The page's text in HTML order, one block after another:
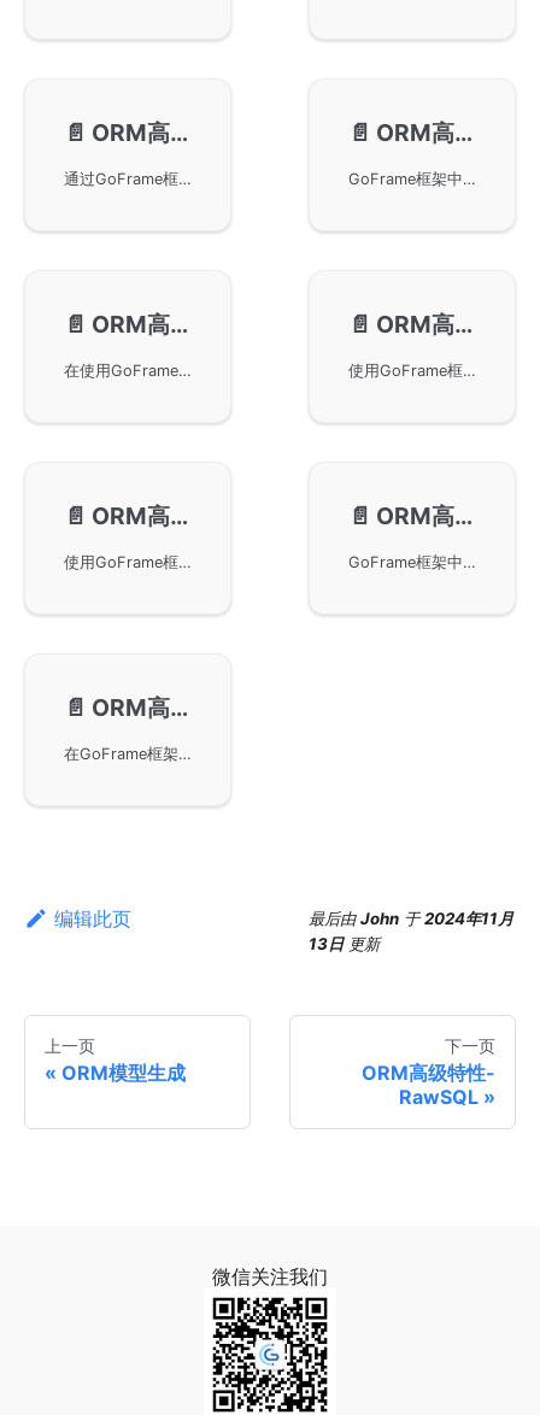
📄️ ORM高级特性-字段映射
通过GoFrame框架的ORM高级特性，可实现自动化字段映射和识别。使用Map或Struct类型参数时，可自动匹配数据表字段名称，大幅减少开发者在数据字段与业务属性间人工匹配的工作量。此外，通过设计接口并在内存中缓存字段信息，提升数据操作效率。本文还展示了如何通过实际示例实现用户和医生信息的高效查询。
📄️ ORM高级特性-空跑特性
GoFrame框架中的ORM空跑特性，该特性通过DryRun配置项启用，可以在不开启实际写入、更新、删除操作的情况下调试SQL语句。本文提供了详细的配置示例以及如何利用命令行参数和环境变量全局修改该特性的使用方法，帮助开发者在开发过程中验证SQL执行的正确性。
📄️ ORM高级特性-类型识别
在使用GoFrame框架进行ORM查询时的高级特性——类型识别。通过GoFrame框架，查询结果中的字段值会自动识别并映射为对应的Go语言变量类型，例如int类型或string类型。这一功能对于将查询结果编码并通过JSON等方式直接返回给客户端非常实用，并有助于提升开发效率。
📄️ ORM高级特性-类型转换
使用GoFrame框架中的gdb模块进行ORM高级特性实现，重点是在数据库记录结果的数据类型转换功能。gdb模块灵活支持多种数据类型的转换，并通过示例展示了如何在Go代码中实现对数据库表中商品信息的获取和处理。
📄️ ORM高级特性-连接池状态
使用GoFrame框架的DB.Stats方法获取ORM对象的连接池状态。通过示例代码，开发者可以了解如何配置数据库连接，并通过GoFrame获取连接池的详细状态信息。同时，介绍了连接池状态输出的具体字段及其意义。
📄️ ORM高级特性-内嵌结构支持
GoFrame框架中ORM组件对内嵌结构的高级特性支持，包括结构体的参数传递和结果处理。通过示例讲解了如何在实践中应用这些功能，支持多层级的struct嵌套，提高开发效率。
📄️ ORM高级特性-自定义类型转换
在GoFrame框架中使用ORM的自定义类型转换特性，通过特定接口将查询结果转换为所需类型，无论是直接类型还是struct属性。此功能增强了GoFrame框架的灵活性，提供高效解决方案，助力开发者实现更高级的数据库交互。
编辑此页 最后由John 于2024年11月
13日 更新
上一页
ORM模型生成
下一页
ORM高级特性-
RawSQL
微信关注我们